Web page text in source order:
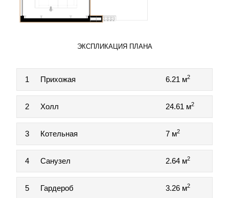
ЭКСПЛИКАЦИЯ ПЛАНА
1 Прихожая 6.21 м2
2 Холл 24.61 м2
3 Котельная 7 м2
4 Санузел 2.64 м2
5 Гардероб 3.26 м2